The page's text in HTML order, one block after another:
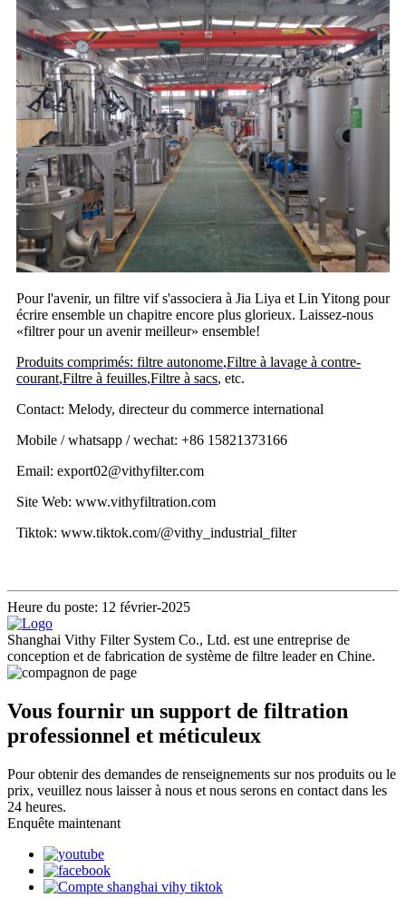
Pour l'avenir, un filtre vif s'associera à Jia Liya et Lin Yitong pour
écrire ensemble un chapitre encore plus glorieux. Laissez-nous
«filtrer pour un avenir meilleur» ensemble!
Produits comprimés: filtre autonome,Filtre à lavage à contre-
courant,Filtre à feuilles,Filtre à sacs, etc.
Contact: Melody, directeur du commerce international
Mobile / whatsapp / wechat: +86 15821373166
Email: export02@vithyfilter.com
Site Web: www.vithyfiltration.com
Tiktok: www.tiktok.com/@vithy_industrial_filter
Heure du poste: 12 février-2025
Shanghai Vithy Filter System Co., Ltd. est une entreprise de
conception et de fabrication de système de filtre leader en Chine.
Vous fournir un support de filtration
professionnel et méticuleux
Pour obtenir des demandes de renseignements sur nos produits ou le
prix, veuillez nous laisser à nous et nous serons en contact dans les
24 heures.
Enquête maintenant